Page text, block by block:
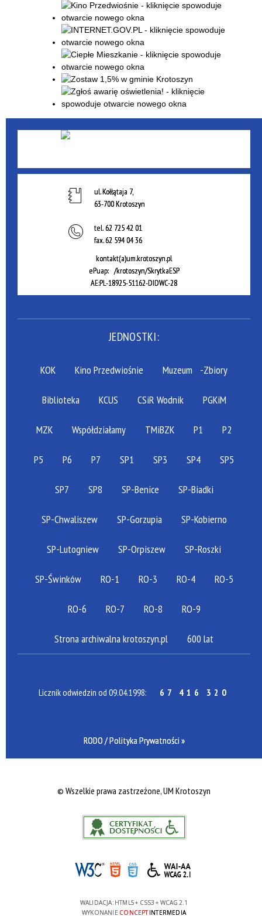
ul. Kołłątaja 7,
63-700 Krotoszyn
tel.62 725 42 01
fax.62 594 04 36
kontakt(a)um.krotoszyn.pl
ePuap: /krotoszyn/SkrytkaESP
AE:PL-18925-51162-DIDWC-28
JEDNOSTKI:
KOK Kino Przedwiośnie Muzeum -Zbiory
Biblioteka KCUS CSiR Wodnik PGKiM
MZK Współdziałamy TMiBZK P1 P2
P5 P6 P7 SP1 SP3 SP4 SP5
SP7 SP8 SP-Benice SP-Biadki
SP-Chwaliszew SP-Gorzupia SP-Kobierno
SP-Lutogniew SP-Orpiszew SP-Roszki
SP-Świnków RO-1 RO-3 RO-4 RO-5
RO-6 RO-7 RO-8 RO-9
Strona archiwalna krotoszyn.pl 600 lat
Licznik odwiedzin od 09.04.1998: 67 416 320
RODO / Polityka Prywatności »
© Wszelkie prawa zastrzeżone, UM Krotoszyn
WALIDACJA: HTML5+ CSS3 + WCAG 2.1
WYKONANIE CONCEPTINTERMEDIA